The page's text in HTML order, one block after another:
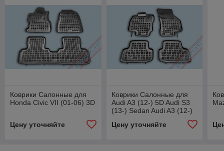
Коврики Салонные для
Honda Civic VII (01-06) 3D
Цену уточняйте
Коврики Салонные для
Audi A3 (12-) 5D Audi S3
(13-) Sedan Audi A3 (12-)
(12-)
Цену уточняйте